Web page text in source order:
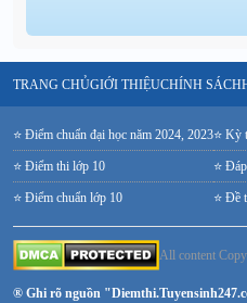
TRANG CHỦGIỚI THIỆUCHÍNH SÁCH
⭐ Điểm chuẩn đại học năm 2024, 2023
⭐ Điểm thi lớp 10
⭐ Điểm chuẩn lớp 10
⭐ Kỳ
⭐
⭐ Đề
All content
® Ghi rõ nguồn